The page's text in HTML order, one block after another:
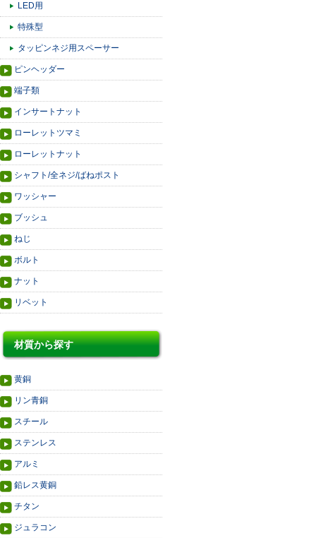
LED用
特殊型
タッピンネジ用スペーサー
ピンヘッダー
端子類
インサートナット
ローレットツマミ
ローレットナット
シャフト/全ネジ/ばねポスト
ワッシャー
ブッシュ
ねじ
ボルト
ナット
リベット
材質から探す
黄銅
リン青銅
スチール
ステンレス
アルミ
鉛レス黄銅
チタン
ジュラコン